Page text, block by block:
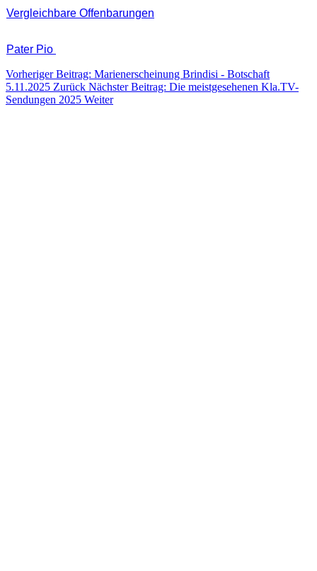
Vergleichbare Offenbarungen
Pater Pio
Vorheriger Beitrag: Marienerscheinung Brindisi - Botschaft
5.11.2025 Zurück Nächster Beitrag: Die meistgesehenen Kla.TV-
Sendungen 2025 Weiter